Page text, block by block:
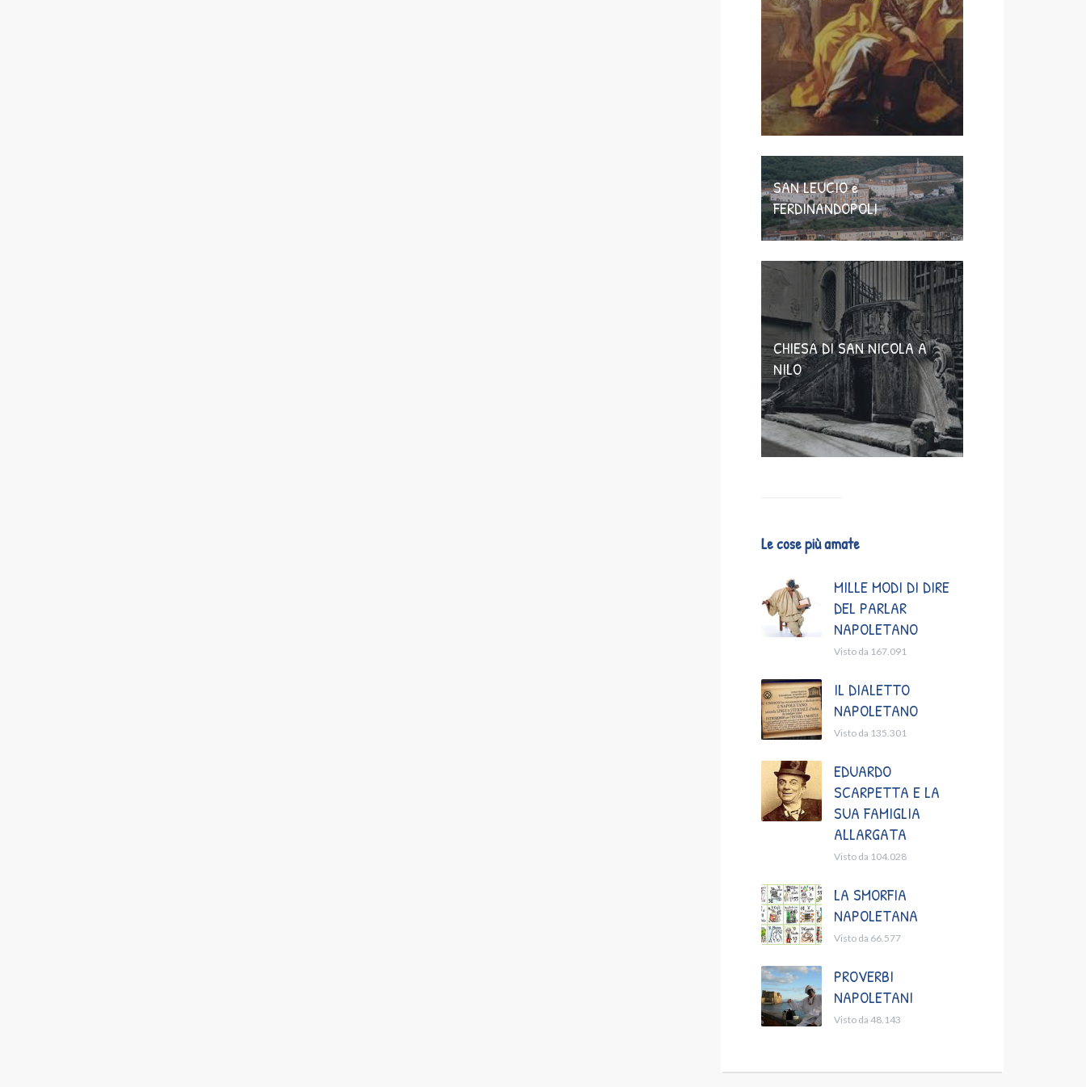
SAN LEUCIO e
FERDINANDOPOLI
CHIESA DI SAN NICOLA A
NILO
Le cose più amate
MILLE MODI DI DIRE
DEL PARLAR
NAPOLETANO
Visto da 167.091
IL DIALETTO
NAPOLETANO
Visto da 135.301
EDUARDO
SCARPETTA E LA
SUA FAMIGLIA
ALLARGATA
Visto da 104.028
LA SMORFIA
NAPOLETANA
Visto da 66.577
PROVERBI
NAPOLETANI
Visto da 48.143